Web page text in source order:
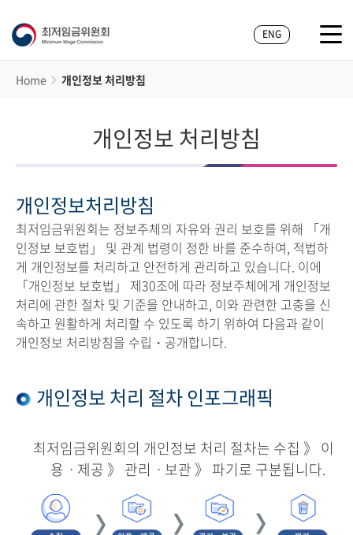
ENG
Home 개인정보 처리방침
개인정보 처리방침
개인정보처리방침
최저임금위원회는 정보주체의 자유와 권리 보호를 위해 「개
인정보 보호법」 및 관계 법령이 정한 바를 준수하여, 적법하
게 개인정보를 처리하고 안전하게 관리하고 있습니다. 이에
「개인정보 보호법」 제30조에 따라 정보주체에게 개인정보
처리에 관한 절차 및 기준을 안내하고, 이와 관련한 고충을 신
속하고 원활하게 처리할 수 있도록 하기 위하여 다음과 같이
개인정보 처리방침을 수립・공개합니다.
개인정보 처리 절차 인포그래픽
최저임금위원회의 개인정보 처리 절차는 수집 》 이
용ㆍ제공 》 관리ㆍ보관 》 파기로 구분됩니다.